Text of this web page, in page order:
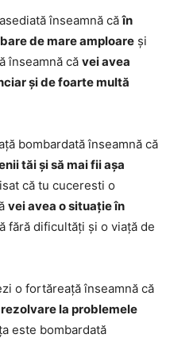
înseamnă căîn
de mare amploare și
înseamnă că vei avea
și de foarte multă
bombardată înseamnă că
tăi și să mai fii așa
că tu cuceresti o
vei avea o situație în
fără dificultăți și o viață de
o fortăreață înseamnă că
la problemele
este bombardată